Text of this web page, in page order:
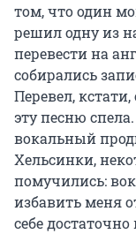
том, что один
решил одну из
перевести на
собирались
Перевел,
эту песню
вокальный
Хельсинки,
помучились:
избавить меня
себе